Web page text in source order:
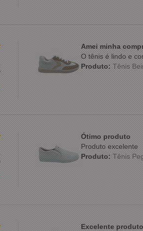
Amei minha
O tênis é lindo e
Produto:Tênis
Ótimo produto
Produto excelente
Produto:Tênis
Excelente produto